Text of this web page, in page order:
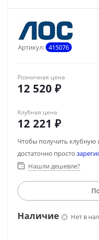
Артикул: 415076
Розничная цена
12 520 ₽
Клубная цена
12 221 ₽
Чтобы получить клубную
достаточно просто
Нашли дешевле?
Наличие Нет в